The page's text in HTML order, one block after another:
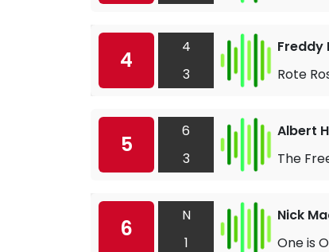
4
4
3
Freddy
Rote
5
6
3
Albert
The
6
N
1
Nick
One is